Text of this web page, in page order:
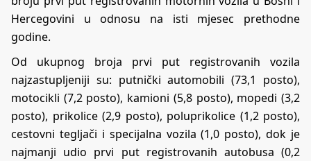
Hercegovini u odnosu na isti mjesec prethodne
godine.
Od ukupnog broja prvi put registrovanih vozila
najzastupljeniji su: putnički automobili (73,1 posto),
motocikli (7,2 posto), kamioni (5,8 posto), mopedi (3,2
posto), prikolice (2,9 posto), poluprikolice (1,2 posto),
cestovni tegljači i specijalna vozila (1,0 posto), dok je
najmanji udio prvi put registrovanih autobusa (0,2